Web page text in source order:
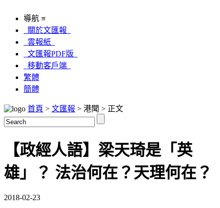
導航 ≡
關於文匯報
雲報紙
文匯報PDF版
移動客戶端
繁體
簡體
首頁 > 文匯報 > 港聞 > 正文
【政經人語】梁天琦是「英
雄」？ 法治何在？天理何在？
2018-02-23